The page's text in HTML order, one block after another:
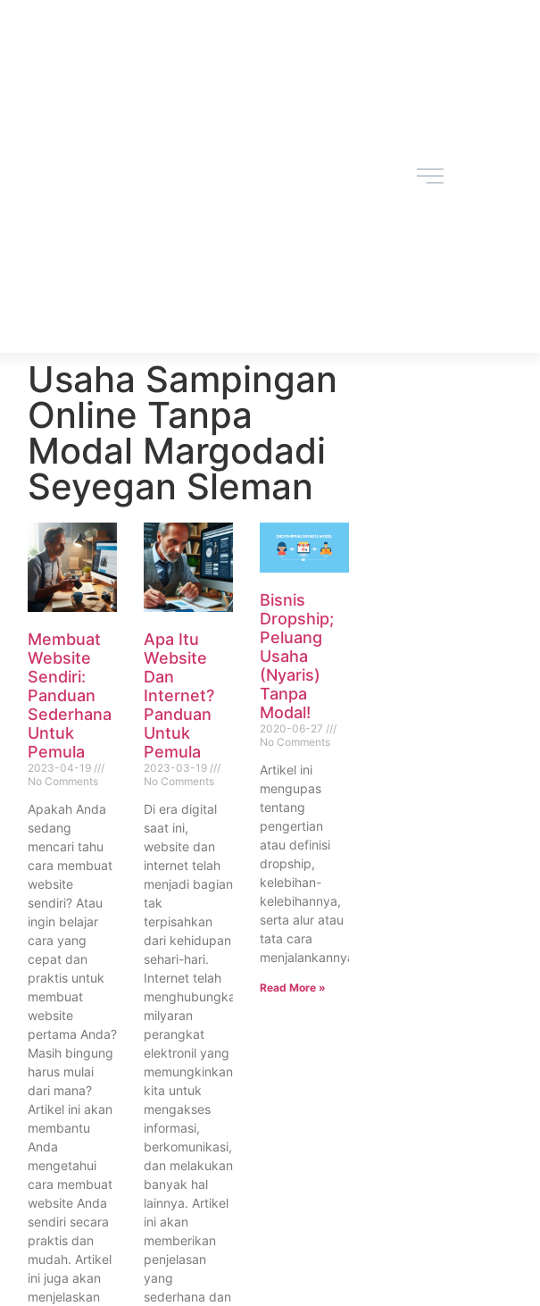
Usaha Sampingan
Online Tanpa
Modal Margodadi
Seyegan Sleman
Membuat
Website
Sendiri:
Panduan
Sederhana
Untuk
Pemula
2023-04-19
No Comments
Apakah Anda
sedang
mencari tahu
cara membuat
website
sendiri? Atau
ingin belajar
cara yang
cepat dan
praktis untuk
membuat
website
pertama Anda?
Masih bingung
harus mulai
dari mana?
Artikel ini akan
membantu
Anda
mengetahui
cara membuat
website Anda
sendiri secara
praktis dan
mudah. Artikel
ini juga akan
menjelaskan
Apa Itu
Website
Dan
Internet?
Panduan
Untuk
Pemula
2023-03-19
No Comments
Di era digital
saat ini,
website dan
internet telah
menjadi bagian
tak
terpisahkan
dari kehidupan
sehari-hari.
Internet telah
menghubungkan
milyaran
perangkat
elektronil yang
memungkinkan
kita untuk
mengakses
informasi,
berkomunikasi,
dan melakukan
banyak hal
lainnya. Artikel
ini akan
memberikan
penjelasan
yang
sederhana dan
Bisnis
Dropship;
Peluang
Usaha
(Nyaris)
Tanpa
Modal!
2020-06-27
No Comments
Artikel ini
mengupas
tentang
pengertian
atau definisi
dropship,
kelebihan-
kelebihannya,
serta alur atau
tata cara
menjalankannya.
Read More »